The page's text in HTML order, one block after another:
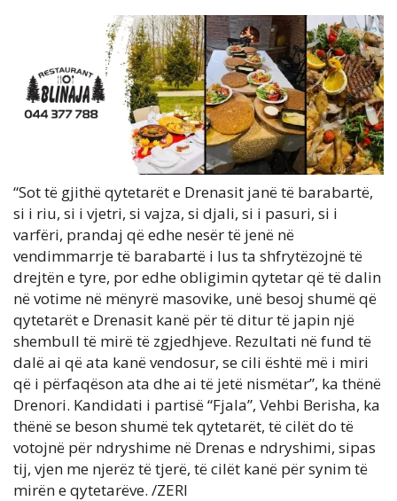
“Sot të gjithë qytetarët e Drenasit janë të barabartë,
si i riu, si i vjetri, si vajza, si djali, si i pasuri, si i
varfëri, prandaj që edhe nesër të jenë në
vendimmarrje të barabartë i lus ta shfrytëzojnë të
drejtën e tyre, por edhe obligimin qytetar që të dalin
në votime në mënyrë masovike, unë besoj shumë që
qytetarët e Drenasit kanë për të ditur të japin një
shembull të mirë të zgjedhjeve. Rezultati në fund të
dalë ai që ata kanë vendosur, se cili është më i miri
që i përfaqëson ata dhe ai të jetë nismëtar”, ka thënë
Drenori. Kandidati i partisë “Fjala”, Vehbi Berisha, ka
thënë se beson shumë tek qytetarët, të cilët do të
votojnë për ndryshime në Drenas e ndryshimi, sipas
tij, vjen me njerëz të tjerë, të cilët kanë për synim të
mirën e qytetarëve. /ZERI